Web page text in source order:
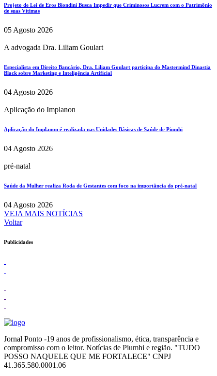
Projeto de Lei de Eros Biondini Busca Impedir que Criminosos Lucrem com o Patrimônio
de suas Vítimas
05 Agosto 2026
A advogada Dra. Liliam Goulart
Especialista em Direito Bancário, Dra. Liliam Goulart participa do Mastermind Dinastia
Black sobre Marketing e Inteligência Artificial
04 Agosto 2026
Aplicação do Implanon
Aplicação do Implanon é realizada nas Unidades Básicas de Saúde de Piumhi
04 Agosto 2026
pré-natal
Saúde da Mulher realiza Roda de Gestantes com foco na importância do pré-natal
04 Agosto 2026
VEJA MAIS NOTÍCIAS
Voltar
Publicidades
Jornal Ponto -19 anos de profissionalismo, ética, transparência e
compromisso com o leitor. Notícias de Piumhi e região. "TUDO
POSSO NAQUELE QUE ME FORTALECE" CNPJ
41.365.580.0001.06